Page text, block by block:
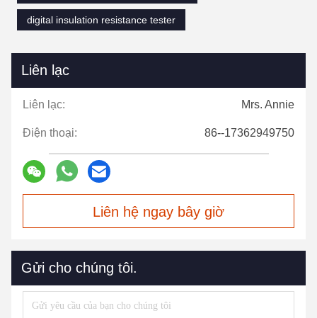
digital insulation resistance tester
Liên lạc
Liên lạc: Mrs. Annie
Điện thoại: 86--17362949750
Liên hệ ngay bây giờ
Gửi cho chúng tôi.